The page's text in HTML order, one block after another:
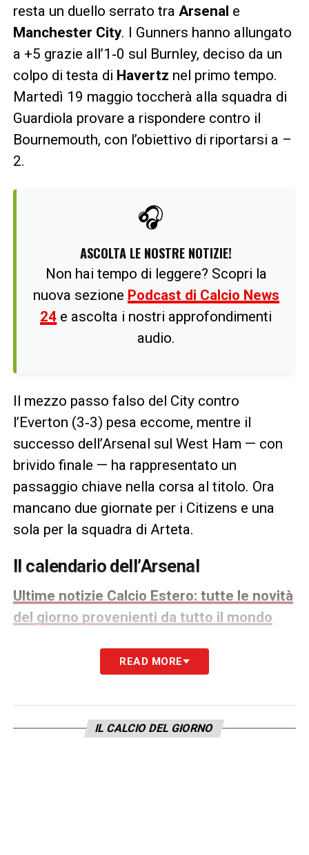
resta un duello serrato tra Arsenal e
Manchester City. I Gunners hanno allungato
a +5 grazie all’1‑0 sul Burnley, deciso da un
colpo di testa di Havertz nel primo tempo.
Martedì 19 maggio toccherà alla squadra di
Guardiola provare a rispondere contro il
Bournemouth, con l’obiettivo di riportarsi a –
2.
🎧
ASCOLTA LE NOSTRE NOTIZIE!
Non hai tempo di leggere? Scopri la
nuova sezione Podcast di Calcio News
24 e ascolta i nostri approfondimenti
audio.
Il mezzo passo falso del City contro
l’Everton (3‑3) pesa eccome, mentre il
successo dell’Arsenal sul West Ham — con
brivido finale — ha rappresentato un
passaggio chiave nella corsa al titolo. Ora
mancano due giornate per i Citizens e una
sola per la squadra di Arteta.
Il calendario dell’Arsenal
Ultime notizie Calcio Estero: tutte le novità
del giorno provenienti da tutto il mondo
38ª giornata: Crystal Palace‑Arsenal Oltre alla
Premier, i Gunners saranno protagonisti anche in
contro il PSG. Prima, però, c’è da chiudere il
discorso in campionato.
READ MORE
IL CALCIO DEL GIORNO